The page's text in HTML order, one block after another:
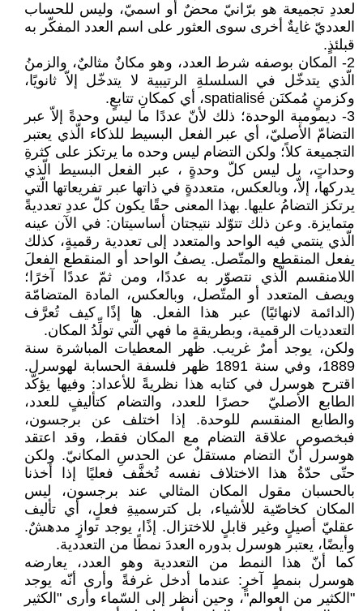
لعددِ تجميعة هو برّانيّ محضٌ أو اسميّ، وليس للحساب
العدديّ ‏غايةٌ أخرى سوى العثور على اسم العدد المفكّر به
قبلئذٍ.‏‎
‏2- المكان بوصفه شرط العدد، وهو مكانٌ مثاليٌ، والزمنُ
الّذي يتدخّل في السلسلةِ الرتيبية لا ‏يتدخّل إلاّ ثانويًا،
وكزمنٍ مُمكنَن ‏spatialisé، أي كمكانِ تتابعٍ.‏‎
‏3- ديمومية الوحدة؛ ذلك لأنّ عددًا ما ليس وحدةً إلاّ عبر
التضامّ الأصليّ، أي عبر الفعل البسيط ‏للذكاء الّذي يعتبر
التجميعة كلاً؛ ولكن التضام ليس وحده ما يرتكز على كثرةِ
وحداتٍ، بل ليس ‏كلّ وحدةٍ ، عبر الفعل البسيط الّذي
يدركها، إلاّ، وبالعكس، متعددةٍ في ذاتها عبر تفريعاتها الّتي
‏يرتكز التضامُ عليها. بهذا المعنى حقًا يكون كلّ عددِ تعدديةً
متمايزة. وعن ذلك تتوّلد نتيجتان ‏أساسيتان: في الآن عينه
الّذي ينتمي فيه الواحد والمتعدد إلى تعددية رقميةٍ، كذلك
يفعل المنقطع ‏والمتّصل. يصفُ الواحد أو المنقطع الفعلَ
اللامنقسم الّذي نتصوّر به عددًا، ومن ثمّ عددًا آخرًا؛
‏ويصف المتعدد أو المتّصل، وبالعكس، المادة المتضامّة
(الدائمة لانهائيًا) عبر هذا الفعل. ها إذًا ‏كيف تُعرَّف
التعدديات الرقمية، وبطريقةٍ ما فهي الّتي تولِّدُ المكان.‏
ولكن، يوجد أمرٌ غريب. ظهر المعطيات المباشرة سنة
1889، وفي سنة 1891 ظهر فلسفة ‏الحسابة لهوسرل.
اقترح هوسرل في كتابه هذا نظريةً للأعداد: وفيها يؤكّد
الطابع الأصليّ‎ ‎‏ حصرًا ‏للعدد، والتضام كتأليفٍ للعدد،
والطابع المنقسم للوحدة. إذا اختلف عن برجسون،
فبخصوص علاقة ‏التضام مع المكان فقط، وقد اعتقد
هوسرل أنّ التضام مستقلٌ عن الحدسِ المكانيّ. ولكن
حتّى حدّةُ ‏هذا الاختلاف نفسه تُخفَّف فعليًا إذا أخذنا
بالحسبان مقول المكان المثالي عند برجسون، ليس
‏المكان كخاصّية للأشياء، بل كترسميةِ فعلٍ، أي تأليف
عقليّ أصيلٍ وغير قابلٍ للاختزال. إذًا، ‏يوجد توازٍ مدهشٌ.
وأيضًا، يعتبر هوسرل بدوره العددَ نمطًا من التعددية.‏
كما أنّ هذا النمط من التعددية وهو العدد، يعارضه
هوسرل بنمطٍ آخرٍ: عندما أدخل غرفةً وأرى ‏أنّه يوجد
"الكثير من العوالم"، وحين أنظر إلى السّماء وأرى "الكثير